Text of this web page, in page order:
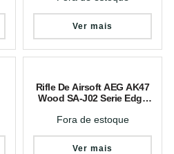
Ver mais
Rifle De Airsoft AEG AK47
Wood SA-J02 Serie Edge
Fora de estoque
Ver mais